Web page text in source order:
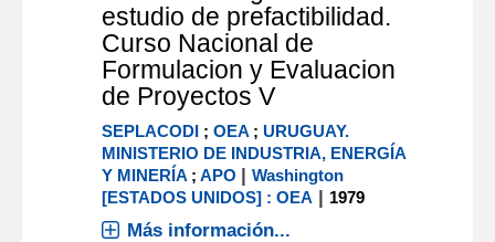
estudio de prefactibilidad.
Curso Nacional de
Formulacion y Evaluacion
de Proyectos V
SEPLACODI ;OEA ;URUGUAY.
MINISTERIO DE INDUSTRIA, ENERGÍA
Y MINERÍA ;APO |Washington
[ESTADOS UNIDOS] : OEA | 1979
Más información...